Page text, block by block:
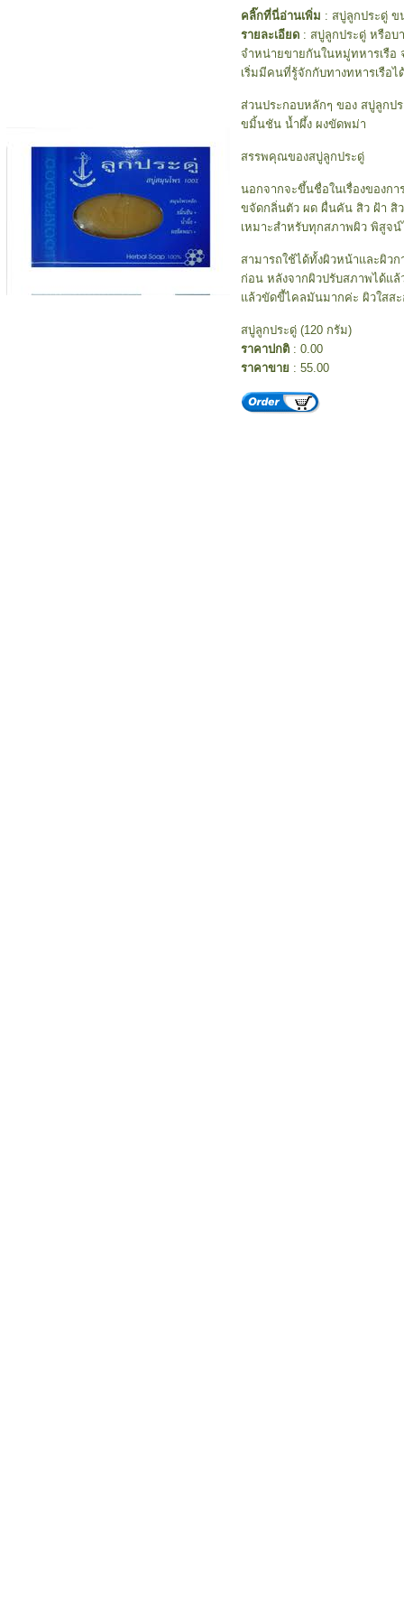
คลิ๊กที่นี่อ่านเพิ่ม : สบู่ลูกประดู่ ข
รายละเอียด : สบู่ลูกประดู่ หรือบ
จำหน่ายขายกันในหมู่ทหารเรือ
เริ่มมีคนที่รู้จักกับทางทหารเรือ
ส่วนประกอบหลักๆ ของ สบู่ลูกป
ขมิ้นชัน น้ำผึ้ง ผงขัดพม่า
สรรพคุณของสบู่ลูกประดู่
นอกจากจะขึ้นชื่อในเรื่องของก
ขจัดกลิ่นตัว ผด ผื่นคัน สิว ฝ้า สิ
เหมาะสำหรับทุกสภาพผิว พิสูจน์
สามารถใช้ได้ทั้งผิวหน้าและผิว
ก่อน หลังจากผิวปรับสภาพได้แ
แล้วขัดขี้ไคลมันมากค่ะ ผิวใสส
สบู่ลูกประดู่ (120 กรัม)
ราคาปกติ : 0.00
ราคาขาย : 55.00